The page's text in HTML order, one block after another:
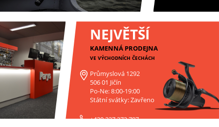
NEJVĚTŠÍ
KAMENNÁ PRODEJNA
VE VÝCHODNÍCH ČECHÁCH
Průmyslová 1292
506 01 Jičín
Po-Ne: 8:00-19:00
Státní svátky: Zavřeno
+420 227 272 797